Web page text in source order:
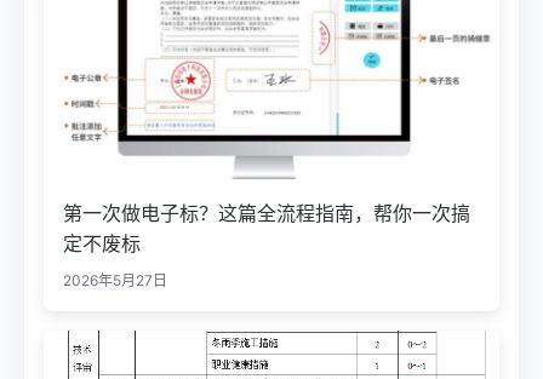
第一次做电子标？这篇全流程指南，帮你一次搞
定不废标
2026年5月27日